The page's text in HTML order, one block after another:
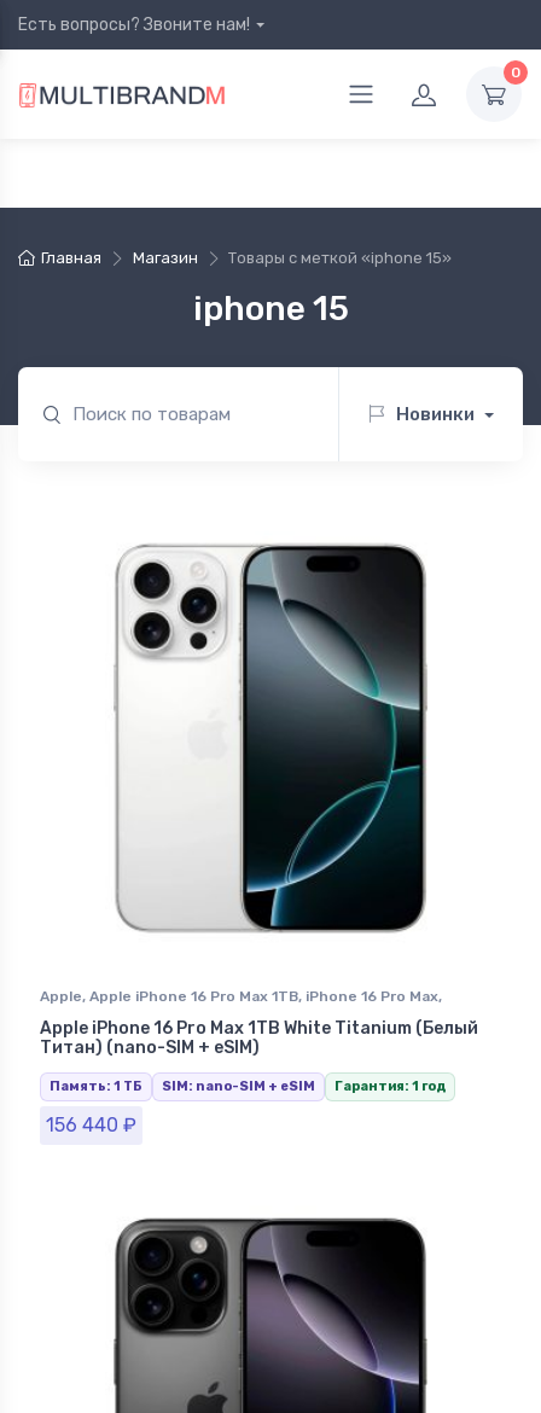
Есть вопросы? Звоните нам!
0
Главная Магазин Товары с меткой «iphone 15»
iphone 15
Новинки
Apple, Apple iPhone 16 Pro Max 1TB, iPhone 16 Pro Max,
iPhone в Ставрополе
Apple iPhone 16 Pro Max 1TB White Titanium (Белый
Титан) (nano-SIM + eSIM)
Память: 1 ТБ SIM: nano-SIM + eSIM Гарантия: 1 год
156 440 ₽